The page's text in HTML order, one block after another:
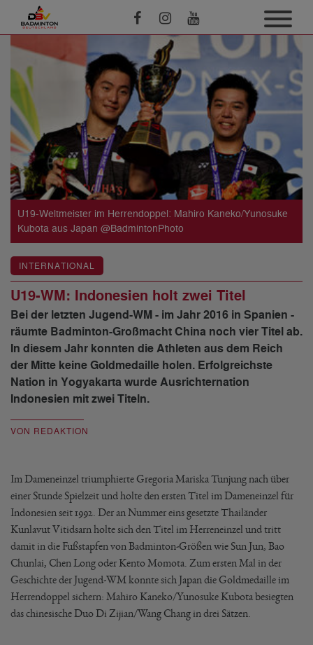
U19-Weltmeister im Herrendoppel: Mahiro Kaneko/Yunosuke
Kubota aus Japan @BadmintonPhoto
INTERNATIONAL
U19-WM: Indonesien holt zwei Titel
Bei der letzten Jugend-WM - im Jahr 2016 in Spanien -
räumte Badminton-Großmacht China noch vier Titel ab.
In diesem Jahr konnten die Athleten aus dem Reich
der Mitte keine Goldmedaille holen. Erfolgreichste
Nation in Yogyakarta wurde Ausrichternation
Indonesien mit zwei Titeln.
VON REDAKTION
Im Dameneinzel triumphierte Gregoria Mariska Tunjung nach über
einer Stunde Spielzeit und holte den ersten Titel im Dameneinzel für
Indonesien seit 1992. Der an Nummer eins gesetzte Thailänder
Kunlavut Vitidsarn holte sich den Titel im Herreneinzel und tritt
damit in die Fußstapfen von Badminton-Größen wie Sun Jun, Bao
Chunlai, Chen Long oder Kento Momota. Zum ersten Mal in der
Geschichte der Jugend-WM konnte sich Japan die Goldmedaille im
Herrendoppel sichern: Mahiro Kaneko/Yunosuke Kubota besiegten
das chinesische Duo Di Zijian/Wang Chang in drei Sätzen.